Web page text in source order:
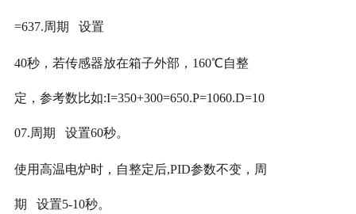
=637.周期 设置
40秒，若传感器放在箱子外部，160℃自整
定，参考数比如:I=350+300=650.P=1060.D=10
07.周期 设置60秒。
使用高温电炉时，自整定后,PID参数不变，周
期 设置5-10秒。